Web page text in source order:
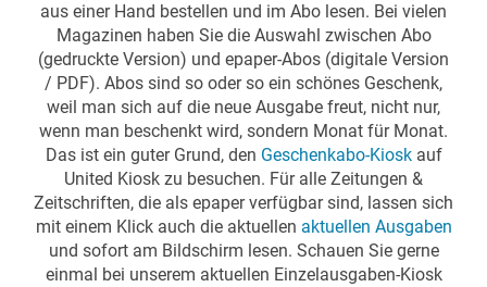
aus einer Hand bestellen und im Abo lesen. Bei vielen
Magazinen haben Sie die Auswahl zwischen Abo
(gedruckte Version) und epaper-Abos (digitale Version
/ PDF). Abos sind so oder so ein schönes Geschenk,
weil man sich auf die neue Ausgabe freut, nicht nur,
wenn man beschenkt wird, sondern Monat für Monat.
Das ist ein guter Grund, den Geschenkabo-Kioskauf
United Kiosk zu besuchen. Für alle Zeitungen &
Zeitschriften, die als epaper verfügbar sind, lassen sich
mit einem Klick auch die aktuellen aktuellen Ausgaben
und sofort am Bildschirm lesen. Schauen Sie gerne
einmal bei unserem aktuellen Einzelausgaben-Kiosk